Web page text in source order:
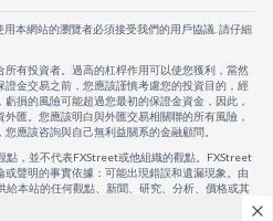
本網站的瀏覽者必須接受我們的用戶協議. 請仔細
有投資者。過高的杠桿作用可以使您獲利，當然
金交易之前，您應該謹慎考慮您的投資目的，經
損的風險可能超過您最初的保證金資金，因此，
匯。您應該明白與外匯交易相關聯的所有風險，
應該咨詢與自己無利益關系的金融顧問。
點，並不代表FXStreet或他組織的觀點。FXStreet
聲明的事實依據：可能出現錯誤和遺漏現象。由
本站的任何觀點、新聞、研究、分析、價格或其